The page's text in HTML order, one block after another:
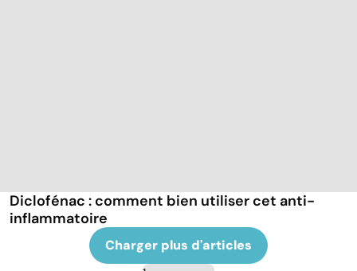
Diclofénac : comment bien utiliser cet anti-
inflammatoire
Charger plus d'articles